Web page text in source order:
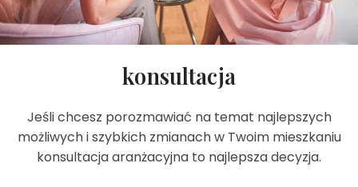
konsultacja
Jeśli chcesz porozmawiać na temat najlepszych
możliwych i szybkich zmianach w Twoim mieszkaniu
konsultacja aranżacyjna to najlepsza decyzja.